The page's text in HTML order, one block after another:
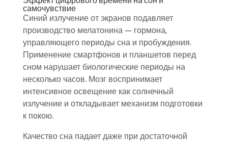
самочувствие
Синий излучение от экранов подавляет
производство мелатонина — гормона,
управляющего периоды сна и пробуждения.
Применение смартфонов и планшетов перед
сном нарушает биологические периоды на
несколько часов. Мозг воспринимает
интенсивное освещение как солнечный
излучение и откладывает механизм подготовки
к покою.
Качество сна падает даже при достаточной